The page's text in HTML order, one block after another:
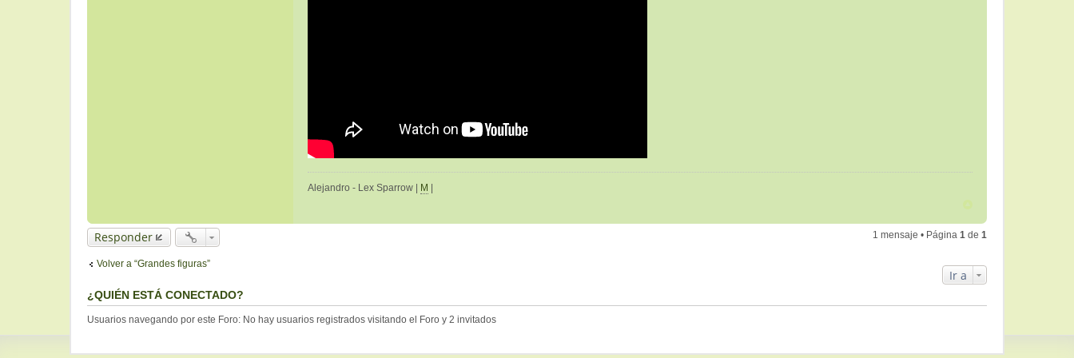
Alejandro - Lex Sparrow | M
Responder 1 mensaje • Página 1 de 1
Volver a “Grandes figuras”
Ir a
¿QUIÉN ESTÁ CONECTADO?
Usuarios navegando por este Foro: No hay usuarios registrados visitando el Foro y 2 invitados